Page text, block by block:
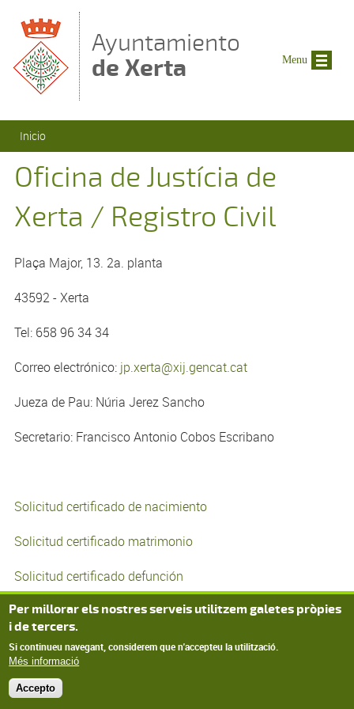
Ayuntamiento
de Xerta
Se encuentra usted aquí
Inicio
Oficina de Justícia de
Xerta / Registro Civil
Plaça Major, 13. 2a. planta
43592 - Xerta
Tel: 658 96 34 34
Correo electrónico: jp.xerta@xij.gencat.cat
Jueza de Pau: Núria Jerez Sancho
Secretario: Francisco Antonio Cobos Escribano
Solicitud certificado de nacimiento
Solicitud certificado matrimonio
Solicitud certificado defunción
Menu
Per millorar els nostres serveis utilitzem galetes pròpies
i de tercers.
Si continueu navegant, considerem que n'accepteu la utilització.
Més informació
Accepto